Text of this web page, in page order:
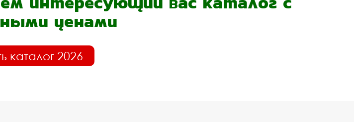
ценами
каталог 2026